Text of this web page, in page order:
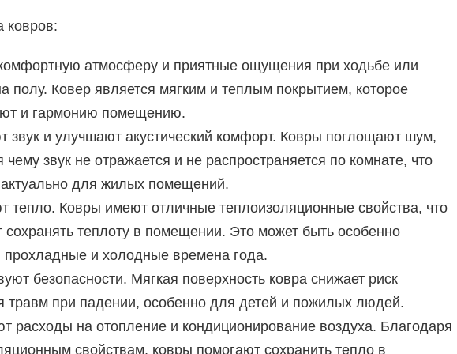
ковров:
атмосферу и приятные ощущения при ходьбе или
полу. Ковер является мягким и теплым покрытием, которое
и гармонию помещению.
звук и улучшают акустический комфорт. Ковры поглощают шум,
чему звук не отражается и не распространяется по комнате, что
для жилых помещений.
тепло. Ковры имеют отличные теплоизоляционные свойства, что
сохранять теплоту в помещении. Это может быть особенно
прохладные и холодные времена года.
безопасности. Мягкая поверхность ковра снижает риск
травм при падении, особенно для детей и пожилых людей.
расходы на отопление и кондиционирование воздуха. Благодаря
свойствам, ковры помогают сохранить тепло в